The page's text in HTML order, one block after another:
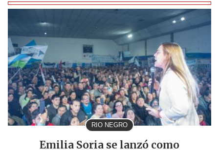
RIO NEGRO
Emilia Soria se lanzó como